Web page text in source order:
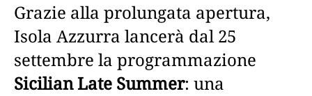
Grazie alla prolungata apertura,
Isola Azzurra lancerà dal 25
settembre la programmazione
Sicilian Late Summer: una